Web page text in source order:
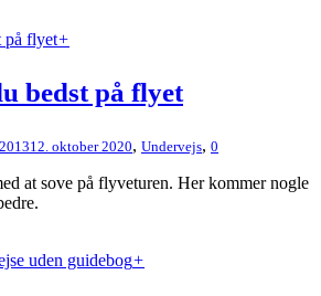
+
bedst på flyet
12. oktober 2020, Undervejs, 0
at sove på flyveturen. Her kommer nogle
+